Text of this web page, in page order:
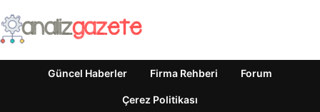
Güncel Haberler Firma Rehberi Forum
Çerez Politikası